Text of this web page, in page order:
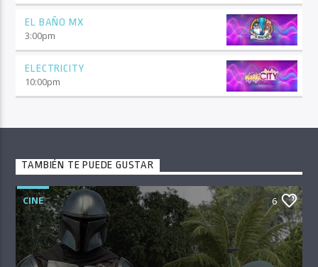
EL BAÑO MX
3:00pm
ELECTRICITY
10:00pm
TAMBIÉN TE PUEDE GUSTAR
CINE 6